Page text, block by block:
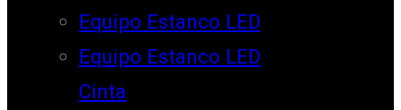
Equipo Estanco LED
Equipo Estanco LED
Cinta